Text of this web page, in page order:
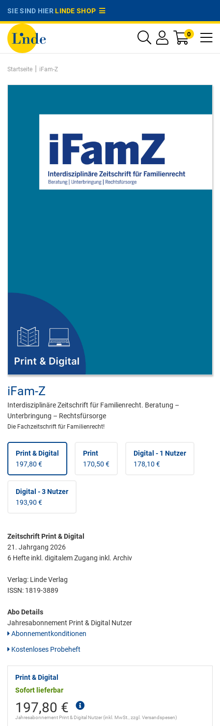
SIE SIND HIERLINDE SHOP
0
Startseite | iFam-Z
iFam-Z
Interdisziplinäre Zeitschrift für Familienrecht. Beratung –
Unterbringung – Rechtsfürsorge
Die Fachzeitschrift für Familienrecht!
Print & Digital
197,80 €
Print
170,50 €
Digital - 1 Nutzer
178,10 €
Digital - 3 Nutzer
193,90 €
Zeitschrift Print & Digital
21. Jahrgang 2026
6 Hefte inkl. digitalem Zugang inkl. Archiv
Verlag: Linde Verlag
ISSN: 1819-3889
Abo Details
Jahresabonnement Print & Digital Nutzer
Abonnementkonditionen
Kostenloses Probeheft
Print & Digital
Sofort lieferbar
197,80 €
Jahresabonnement Print & Digital Nutzer (inkl. MwSt., zzgl. Versandspesen)